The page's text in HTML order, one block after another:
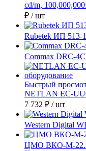
cd/m,
₽ / шт
Rubetek ИП
Commax DRC-
Быстрый
NETLAN EC-
7 732 ₽ / шт
Western Digital
ЦМО ВКО-М-